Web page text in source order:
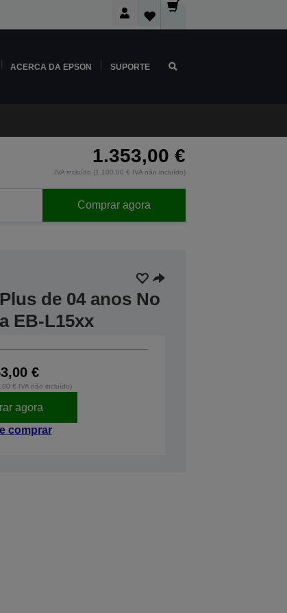
ACERCA DA EPSON SUPORTE
1.353,00 €
IVA incluído (1.100,00 € IVA não incluído)
Comprar agora
de 04 anos No
EB-L15xx
€
€ IVA não incluído)
agora
comprar